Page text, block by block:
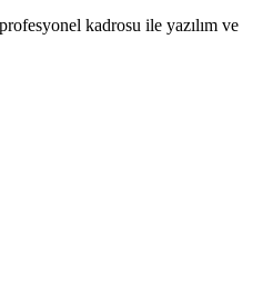
kadrosu ile yazılım ve